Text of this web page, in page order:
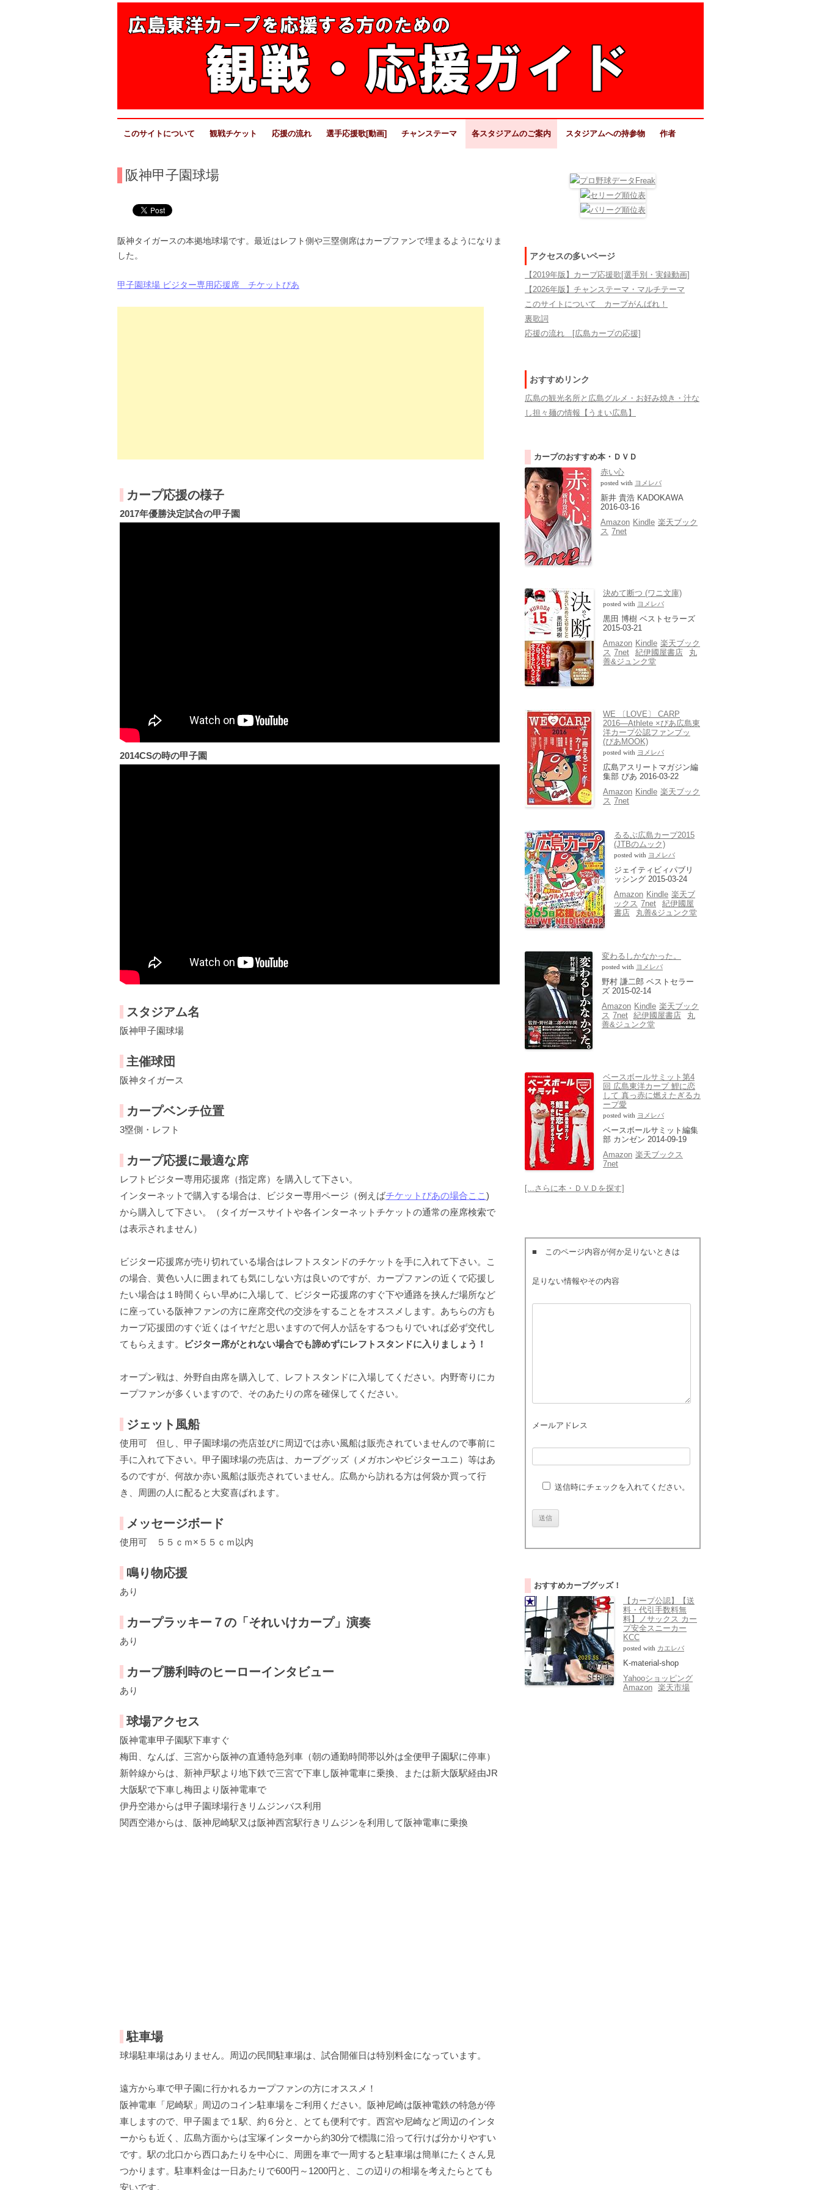
カープ応援ガイド 広島東洋カープの観戦・応援のために
コ
ン
テ
このサイトについて 観戦チケット 応援の流れ 選手応援歌[動画] チャンステーマ 各スタジアムのご案内
阪神甲子園球場
京セラドーム大阪 読売戦
京セラドーム大阪 阪神戦
バンテリンドーム
東京ドーム 読売戦
東京ドーム 日本ハム戦
横浜スタジアム
エスコンフィールド 日本ハム戦
スタジアムへの持参物 作者
阪神甲子園球場
阪神タイガースの本拠地球場です。最近はレフト側や三塁側席はカープファンで埋まるようになりま
した。
甲子園球場 ビジター専用応援席 チケットぴあ
カープ応援の様子
2017年優勝決定試合の甲子園
2014CSの時の甲子園
スタジアム名
阪神甲子園球場
主催球団
阪神タイガース
カープベンチ位置
3塁側・レフト
カープ応援に最適な席
レフトビジター専用応援席（指定席）を購入して下さい。
インターネットで購入する場合は、ビジター専用ページ（例えばチケットぴあの場合ここ )
から購入して下さい。（タイガースサイトや各インターネットチケットの通常の座席検索で
は表示されません）
ビジター応援席が売り切れている場合はレフトスタンドのチケットを手に入れて下さい。こ
の場合、黄色い人に囲まれても気にしない方は良いのですが、カープファンの近くで応援し
たい場合は１時間くらい早めに入場して、ビジター応援席のすぐ下や通路を挟んだ場所など
に座っている阪神ファンの方に座席交代の交渉をすることをオススメします。あちらの方も
カープ応援団のすぐ近くはイヤだと思いますので何人か話をするつもりでいれば必ず交代し
てもらえます。
ビジター席がとれない場合でも諦めずにレフトスタンドに入りましょう！
オープン戦は、外野自由席を購入して、レフトスタンドに入場してください。内野寄りにカ
ープファンが多くいますので、そのあたりの席を確保してください。
ジェット風船
使用可 但し、甲子園球場の売店並びに周辺では赤い風船は販売されていませんので事前に
手に入れて下さい。甲子園球場の売店は、カープグッズ（メガホンやビジターユニ）等はあ
るのですが、何故か赤い風船は販売されていません。広島から訪れる方は何袋か買って行
き、周囲の人に配ると大変喜ばれます。
メッセージボード
使用可 ５５ｃｍ×５５ｃｍ以内
鳴り物応援
あり
カープラッキー７の「それいけカープ」演奏
あり
カープ勝利時のヒーローインタビュー
あり
球場アクセス
阪神電車甲子園駅下車すぐ
梅田、なんば、三宮から阪神の直通特急列車（朝の通勤時間帯以外は全便甲子園駅に停車）
新幹線からは、新神戸駅より地下鉄で三宮で下車し阪神電車に乗換、または新大阪駅経由JR
大阪駅で下車し梅田より阪神電車で
伊丹空港からは甲子園球場行きリムジンバス利用
関西空港からは、阪神尼崎駅又は阪神西宮駅行きリムジンを利用して阪神電車に乗換
駐車場
球場駐車場はありません。周辺の民間駐車場は、試合開催日は特別料金になっています。
遠方から車で甲子園に行かれるカープファンの方にオススメ！
阪神電車「尼崎駅」周辺のコイン駐車場をご利用ください。阪神尼崎は阪神電鉄の特急が停
車しますので、甲子園まで１駅、約６分と、とても便利です。西宮や尼崎など周辺のインタ
ーからも近く、広島方面からは宝塚インターから約30分で標識に沿って行けば分かりやすい
です。駅の北口から西口あたりを中心に、周囲を車で一周すると駐車場は簡単にたくさん見
つかります。駐車料金は一日あたりで600円～1200円と、この辺りの相場を考えたらとても
安いです。
アクセスの多いページ
【2019年版】カープ応援歌[選手別・実録動画]
【2026年版】チャンステーマ・マルチテーマ
このサイトについて カープがんばれ！
裏歌詞
応援の流れ [広島カープの応援]
おすすめリンク
広島の観光名所と広島グルメ・お好み焼き・汁な
し担々麺の情報【うまい広島】
カープのおすすめ本・ＤＶＤ
赤い心
posted with ヨメレバ
新井 貴浩 KADOKAWA
2016-03-16
Amazon Kindle 楽天ブック
ス 7net
決めて断つ (ワニ文庫)
posted with ヨメレバ
黒田 博樹 ベストセラーズ
2015-03-21
Amazon Kindle 楽天ブック
ス 7net 紀伊國屋書店
丸
善&ジュンク堂
WE 〔LOVE〕 CARP
2016―Athlete ×ぴあ広島東
洋カープ公認ファンブッ
(ぴあMOOK)
posted with ヨメレバ
広島アスリートマガジン編
集部 ぴあ 2016-03-22
Amazon Kindle 楽天ブック
ス 7net
るるぶ広島カープ2015
(JTBのムック)
posted with ヨメレバ
ジェイティビィパブリ
ッシング 2015-03-24
Amazon Kindle 楽天ブ
ックス 7net
紀伊國屋
書店
丸善&ジュンク堂
変わるしかなかった。
posted with ヨメレバ
野村 謙二郎 ベストセラー
ズ 2015-02-14
Amazon Kindle 楽天ブック
ス 7net 紀伊國屋書店
丸
善&ジュンク堂
ベースボールサミット第4
回 広島東洋カープ 鯉に恋
して 真っ赤に燃えたぎるカ
ープ愛
posted with ヨメレバ
ベースボールサミット編集
部 カンゼン 2014-09-19
Amazon 楽天ブックス
7net
[...さらに本・ＤＶＤを探す]
■ このページ内容が何か足りないときは
足りない情報やその内容
メールアドレス
送信時にチェックを入れてください。
おすすめカープグッズ！
【カープ公認】【送
料・代引手数料無
料】ノサックス カー
プ安全スニーカー
KCC
posted with カエレバ
K-material-shop
Yahooショッピング
Amazon 楽天市場